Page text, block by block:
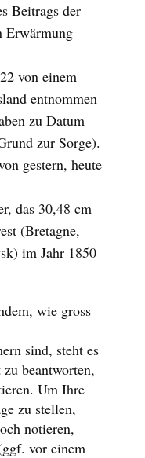
Beitrags der
Erwärmung
von einem
entnommen
zu Datum
zur Sorge).
gestern, heute
das 30,48 cm
(Bretagne,
im Jahr 1850
wie gross
sind, steht es
beantworten,
Um Ihre
zu stellen,
notieren,
vor einem